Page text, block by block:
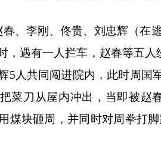
春、李刚、佟贵、刘忠辉（在
，遇有一人拦车，赵春等五
5 人共同闯进院内，此时周国
菜刀从屋内冲出，当即被赵
煤块砸周，并同时对周拳打